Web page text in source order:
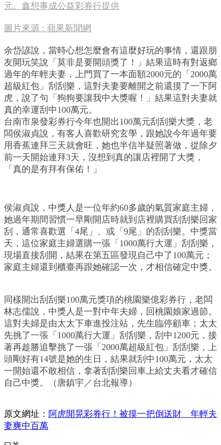
元。鑫想事成公益彩券行提供
圖片來源 : 蘋果新聞網
余岱諺說，當時心想怎麼會有這麼好玩的事情，還跟朋
友開玩笑說「莫非是要開頭獎了！」結果這時有對返鄉
過年的年輕夫妻，上門買了一本面額2000元的「2000萬
超級紅包」刮刮樂，這對夫妻要離開之前還摸了一下阿
虎，說了句「狗狗要讓我中大獎喔！」結果這對夫妻就
真的幸運刮中100萬元。
台南市泉發彩券行今年也開出100萬元刮刮樂大獎，老
闆侯淑貞說，有客人喜歡研究玄學，跟她說今年過年要
用香蕉連拜三天就會旺，她也半信半疑照著做，從除夕
前一天開始連拜3天，沒想到真的讓店裡開了大獎，
「真的是有拜有保佑！」
侯淑貞說，中獎人是一位年約60多歲的氣質家庭主婦，
她過年期間習慣一早剛開店時就到店裡購買刮刮樂回家
刮，通常喜歡選「4尾」、或「9尾」的刮刮樂。中獎當
天，這位家庭主婦選購一張「1000萬行大運」刮刮樂，
現場直接刮開，結果在第五區發現自己中了100萬元；
家庭主婦還到櫃臺再跟她確認一次，才相信確定中獎。
同樣開出刮刮樂100萬元獎項的桃園樂億彩券行，老闆
林志儒說，中獎人是一對中年夫婦，回桃園娘家過節。
這對夫婦是由太太下車進投注站，先生臨停顧車；太太
先挑了一張「1000萬行大運」刮刮樂，刮中1200元，接
著再趁勝追擊挑了一張「2000萬超級紅包」刮刮樂，上
頭剛好有14號是她的生日，結果就刮中100萬元，太太
一開始還不敢相信，拿著刮刮樂回車上給丈夫看才確信
自己中獎。（唐鎮宇／台北報導）
原文網址： 阿虎閒晃彩券行！被摸一把倒送財 年輕夫
妻爽中百萬